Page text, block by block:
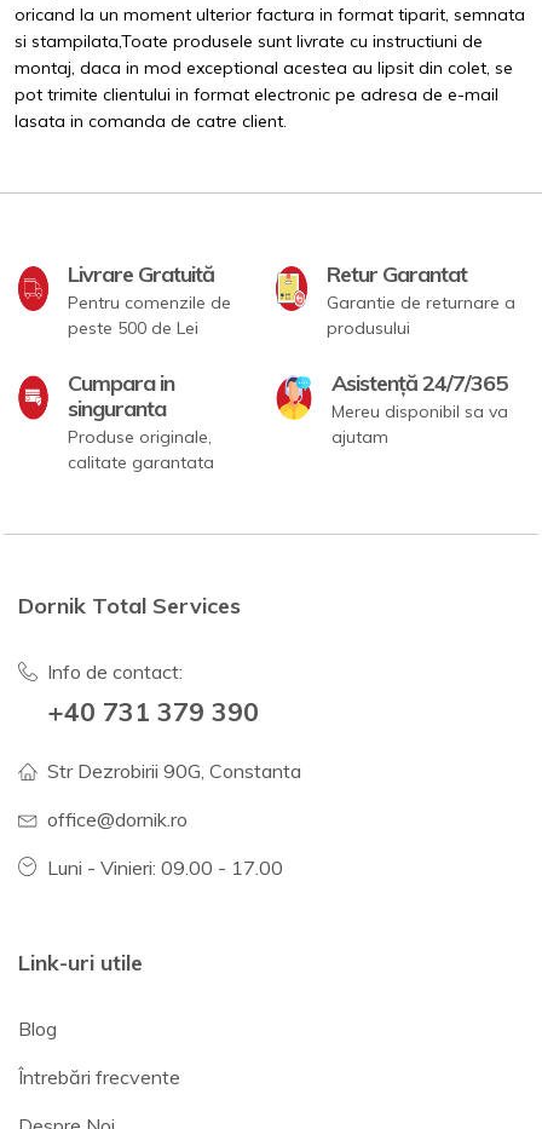
oricand la un moment ulterior factura in format tiparit, semnata
si stampilata,Toate produsele sunt livrate cu instructiuni de
montaj, daca in mod exceptional acestea au lipsit din colet, se
pot trimite clientului in format electronic pe adresa de e-mail
lasata in comanda de catre client.
Livrare Gratuită
Pentru comenzile de
peste 500 de Lei
Retur Garantat
Garantie de returnare a
produsului
Cumpara in
singuranta
Produse originale,
calitate garantata
Asistență 24/7/365
Mereu disponibil sa va
ajutam
Dornik Total Services
Info de contact:
+40 731 379 390
Str Dezrobirii 90G, Constanta
office@dornik.ro
Luni - Vinieri: 09.00 - 17.00
Link-uri utile
Blog
Întrebări frecvente